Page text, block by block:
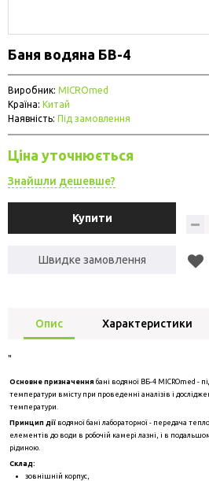
Баня водяна БВ-4
Виробник: MICROmed
Країна: Китай
Наявність: Під замовлення
Ціна уточнюється
Знайшли дешевше?
Купити
Швидке замовлення
Опис Характеристики
"
Основне призначення бані водяної ВБ-4 MICROmed -
температури вмісту при проведенні аналізів і
температури.
Принцип дії водяної бані лабораторної - передача
елементів до води в робочій камері лазні, і в
рідиною.
Склад:
зовнішній корпус,